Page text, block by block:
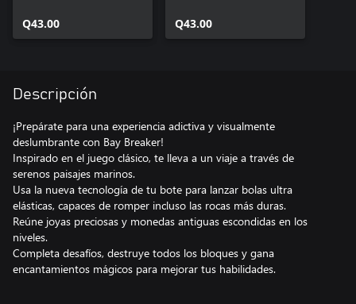
Q43.00 Q43.00
Descripción
¡Prepárate para una experiencia adictiva y visualmente
deslumbrante con Bay Breaker!
Inspirado en el juego clásico, te lleva a un viaje a través de
serenos paisajes marinos.
Usa la nueva tecnología de tu bote para lanzar bolas ultra
elásticas, capaces de romper incluso las rocas más duras.
Reúne joyas preciosas y monedas antiguas escondidas en los
niveles.
Completa desafíos, destruye todos los bloques y gana
encantamientos mágicos para mejorar tus habilidades.